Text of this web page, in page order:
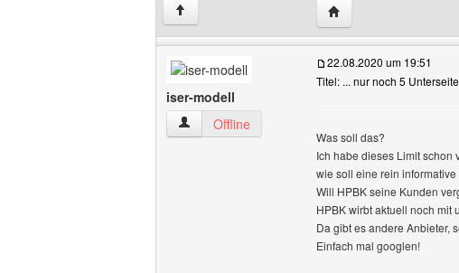
↑ Website dieses
iser-modell
iser-modell Benutzer-Profile anzeigen
Offline
22.08.2020 um 19:51
Titel: ... nur noch 5
Was soll das?
Ich habe dieses Limit schon
wie soll eine rein
Will HPBK seine Kunden
HPBK wirbt aktuell noch mit
Da gibt es andere Anbieter,
Einfach mal googlen!